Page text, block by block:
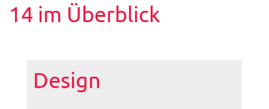
14 im Überblick
Design